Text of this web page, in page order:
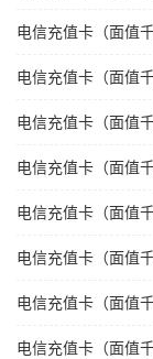
电信充值卡（面值
电信充值卡（面值
电信充值卡（面值
电信充值卡（面值
电信充值卡（面值
电信充值卡（面值
电信充值卡（面值
电信充值卡（面值